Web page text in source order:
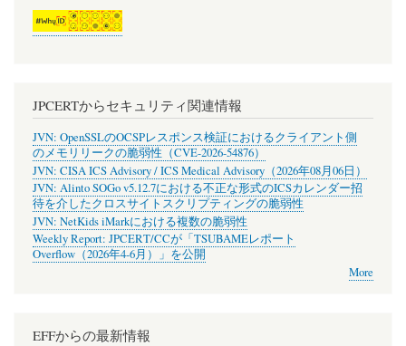
JPCERTからセキュリティ関連情報
JVN: OpenSSLのOCSPレスポンス検証におけるクライアント側
のメモリリークの脆弱性（CVE-2026-54876）
JVN: CISA ICS Advisory / ICS Medical Advisory（2026年08月06日）
JVN: Alinto SOGo v5.12.7における不正な形式のICSカレンダー招
待を介したクロスサイトスクリプティングの脆弱性
JVN: NetKids iMarkにおける複数の脆弱性
Weekly Report: JPCERT/CCが「TSUBAMEレポート
Overflow（2026年4-6月）」を公開
More
EFFからの最新情報